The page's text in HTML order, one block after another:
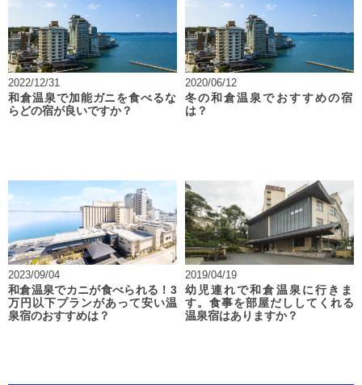
2022/12/31
和倉温泉で加能ガニを食べるな
らどの宿が良いですか？
2020/06/12
冬の和倉温泉でおすすめの宿
は？
2023/09/04
和倉温泉でカニが食べられる！3
万円以下プランがあって安い温
泉宿のおすすめは？
2019/04/19
幼児連れで和倉温泉に行きま
す。食事を部屋だししてくれる
温泉宿はありますか？